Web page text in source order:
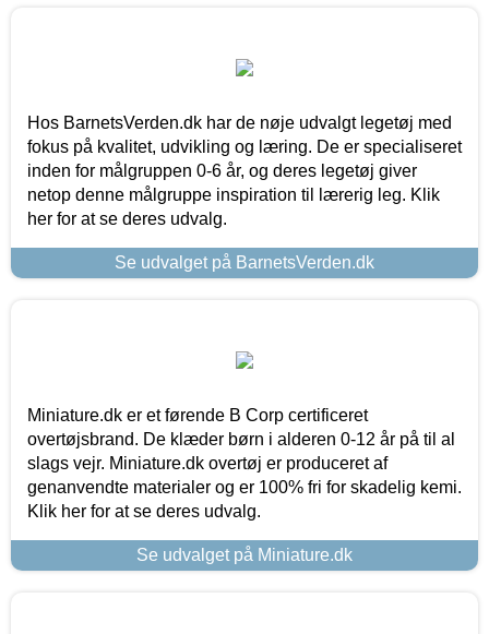
Hos BarnetsVerden.dk har de nøje udvalgt legetøj med
fokus på kvalitet, udvikling og læring. De er specialiseret
inden for målgruppen 0-6 år, og deres legetøj giver
netop denne målgruppe inspiration til lærerig leg. Klik
her for at se deres udvalg.
Se udvalget på BarnetsVerden.dk
Miniature.dk er et førende B Corp certificeret
overtøjsbrand. De klæder børn i alderen 0-12 år på til al
slags vejr. Miniature.dk overtøj er produceret af
genanvendte materialer og er 100% fri for skadelig kemi.
Klik her for at se deres udvalg.
Se udvalget på Miniature.dk